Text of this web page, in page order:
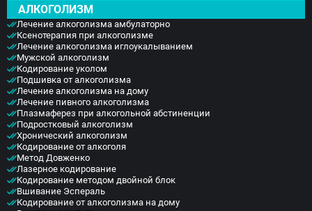
АЛКОГОЛИЗМ
Лечение алкоголизма амбулаторно
Ксенотерапия при алкоголизме
Лечение алкоголизма иглоукалыванием
Мужской алкоголизм
Кодирование уколом
Подшивка от алкоголизма
Лечение алкоголизма на дому
Лечение пивного алкоголизма
Плазмаферез при алкогольной абстиненции
Подростковый алкоголизм
Хронический алкоголизм
Кодирование от алкоголя
Метод Довженко
Лазерное кодирование
Кодирование методом двойной блок
Вшивание Эспераль
Кодирование от алкоголизма на дому